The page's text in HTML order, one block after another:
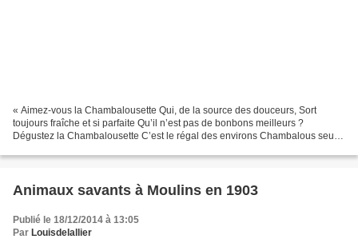
« Aimez-vous la Chambalousette Qui, de la source des douceurs, Sort
toujours fraîche et si parfaite Qu’il n’est pas de bonbons meilleurs ?
Dégustez la Chambalousette C’est le régal des environs Chambalous seul a
Animaux savants à Moulins en 1903
Publié le 18/12/2014 à 13:05
Par Louisdelallier